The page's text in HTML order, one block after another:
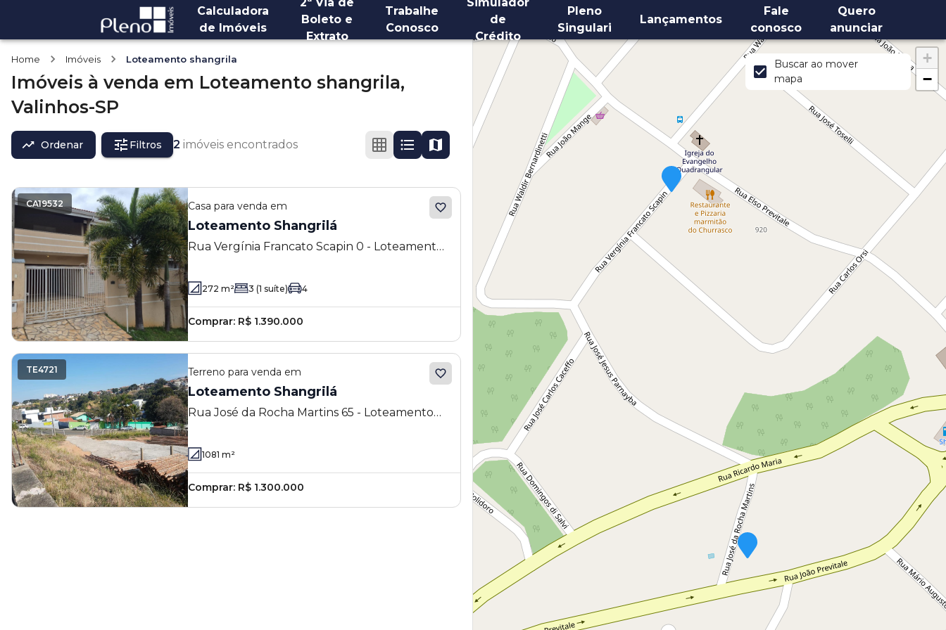
Calculadora
de Imóveis
Boleto e
Extrato
Trabalhe
Conosco
de
Crédito
Pleno
Singulari
Lançamentos
Fale
conosco
Quero
anunciar
Home Imóveis Loteamento shangrila
Imóveis à venda em Loteamento shangrila,
Valinhos-SP
Ordenar Filtros 2 imóveis encontrados
CA19532 Casa para venda em
Loteamento Shangrilá
Rua Vergínia Francato Scapin 0 - Loteamento
272 m² 3 (1 suíte) 4
Comprar: R$ 1.390.000
TE4721 Terreno para venda em
Loteamento Shangrilá
Rua José da Rocha Martins 65 - Loteamento
1081 m²
Comprar: R$ 1.300.000
+
−
Buscar ao mover
mapa